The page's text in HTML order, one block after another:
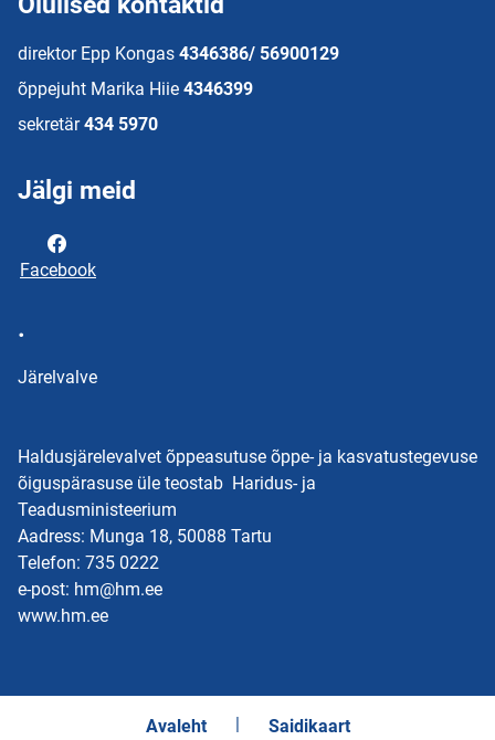
direktor Epp Kongas 4346386/ 56900129
õppejuht Marika Hiie 4346399
sekretär 434 5970
Jälgi meid
Facebook
.
Järelvalve
Haldusjärelevalvet õppeasutuse õppe- ja kasvatustegevuse
õiguspärasuse üle teostab Haridus- ja
Teadusministeerium
Aadress: Munga 18, 50088 Tartu
Telefon: 735 0222
e-post: hm@hm.ee
www.hm.ee
Avaleht Saidikaart